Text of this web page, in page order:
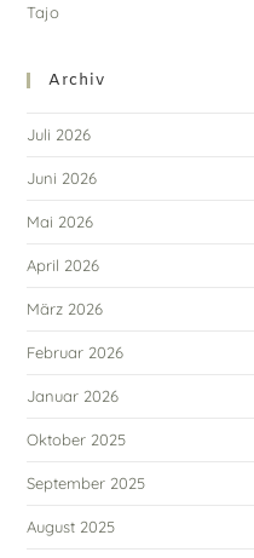
Archiv
Juli 2026
Juni 2026
Mai 2026
April 2026
März 2026
Februar 2026
Januar 2026
Oktober 2025
September 2025
August 2025